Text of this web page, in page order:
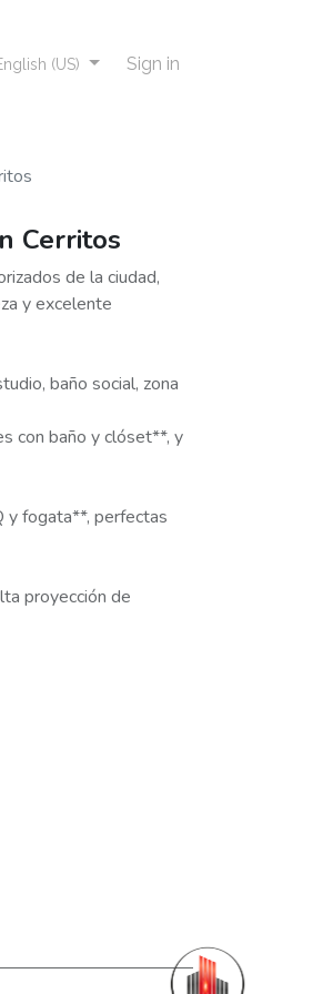
(US) Sign in
Cerritos
de la ciudad,
y excelente
baño social, zona
con baño y clóset**, y
y fogata**, perfectas
proyección de